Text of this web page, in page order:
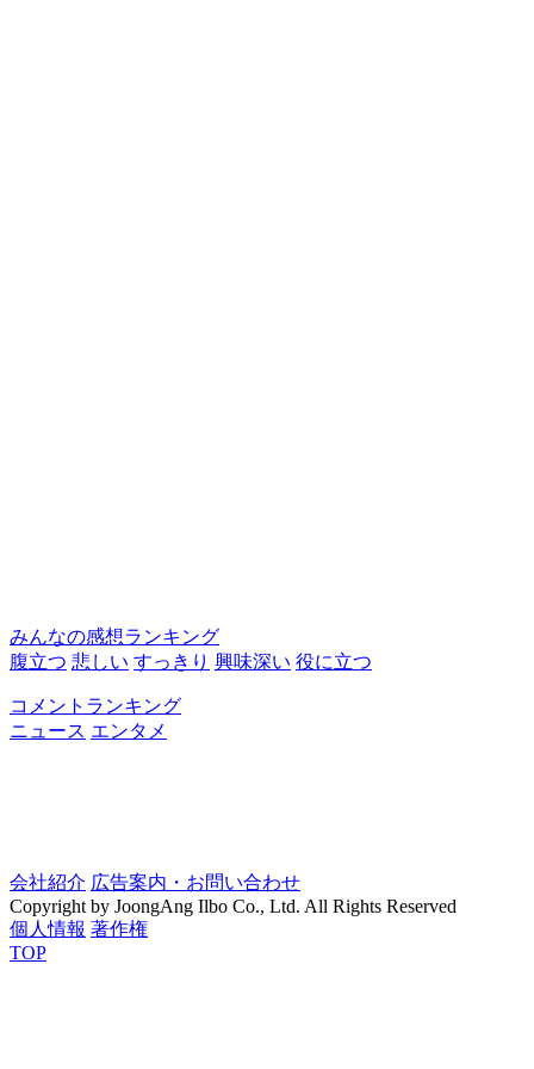
みんなの感想ランキング
腹立つ 悲しい すっきり 興味深い 役に立つ
コメントランキング
ニュース エンタメ
会社紹介 広告案内・お問い合わせ
Copyright by JoongAng Ilbo Co., Ltd. All Rights Reserved
個人情報 著作権
TOP